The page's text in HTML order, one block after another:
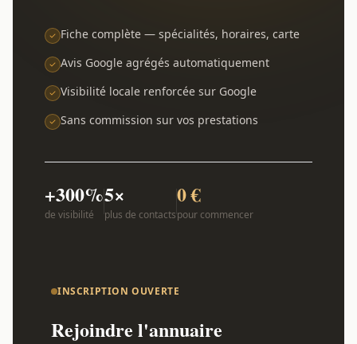
Fiche complète — spécialités, horaires, carte
Avis Google agrégés automatiquement
Visibilité locale renforcée sur Google
Sans commission sur vos prestations
+300%
de visibilité
5×
plus de contacts
0 €
pour commencer
INSCRIPTION OUVERTE
Rejoindre l'annuaire